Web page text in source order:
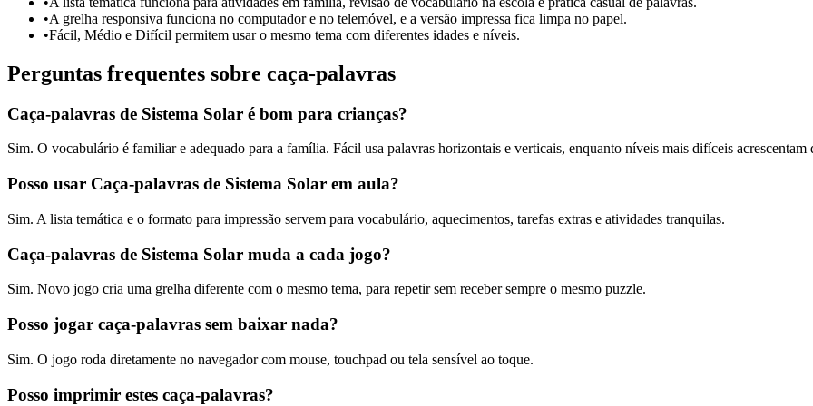
•A grelha responsiva funciona no computador e no telemóvel, e a versão impressa fica limpa no papel.
•Fácil, Médio e Difícil permitem usar o mesmo tema com diferentes idades e níveis.
Perguntas frequentes sobre caça-palavras
Caça-palavras de Sistema Solar é bom para crianças?
Sim. O vocabulário é familiar e adequado para a família. Fácil usa palavras horizontais e verticais, enquanto níveis mais difíceis acrescentam
Posso usar Caça-palavras de Sistema Solar em aula?
Sim. A lista temática e o formato para impressão servem para vocabulário, aquecimentos, tarefas extras e atividades tranquilas.
Caça-palavras de Sistema Solar muda a cada jogo?
Sim. Novo jogo cria uma grelha diferente com o mesmo tema, para repetir sem receber sempre o mesmo puzzle.
Posso jogar caça-palavras sem baixar nada?
Sim. O jogo roda diretamente no navegador com mouse, touchpad ou tela sensível ao toque.
Posso imprimir estes caça-palavras?